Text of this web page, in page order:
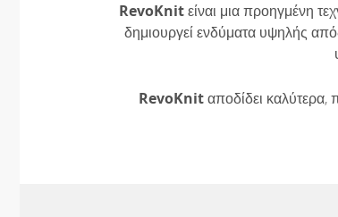
RevoKnitείναι μια προηγμένη
δημιουργεί ενδύματα υψηλής
RevoKnitαποδίδει καλύτερα,